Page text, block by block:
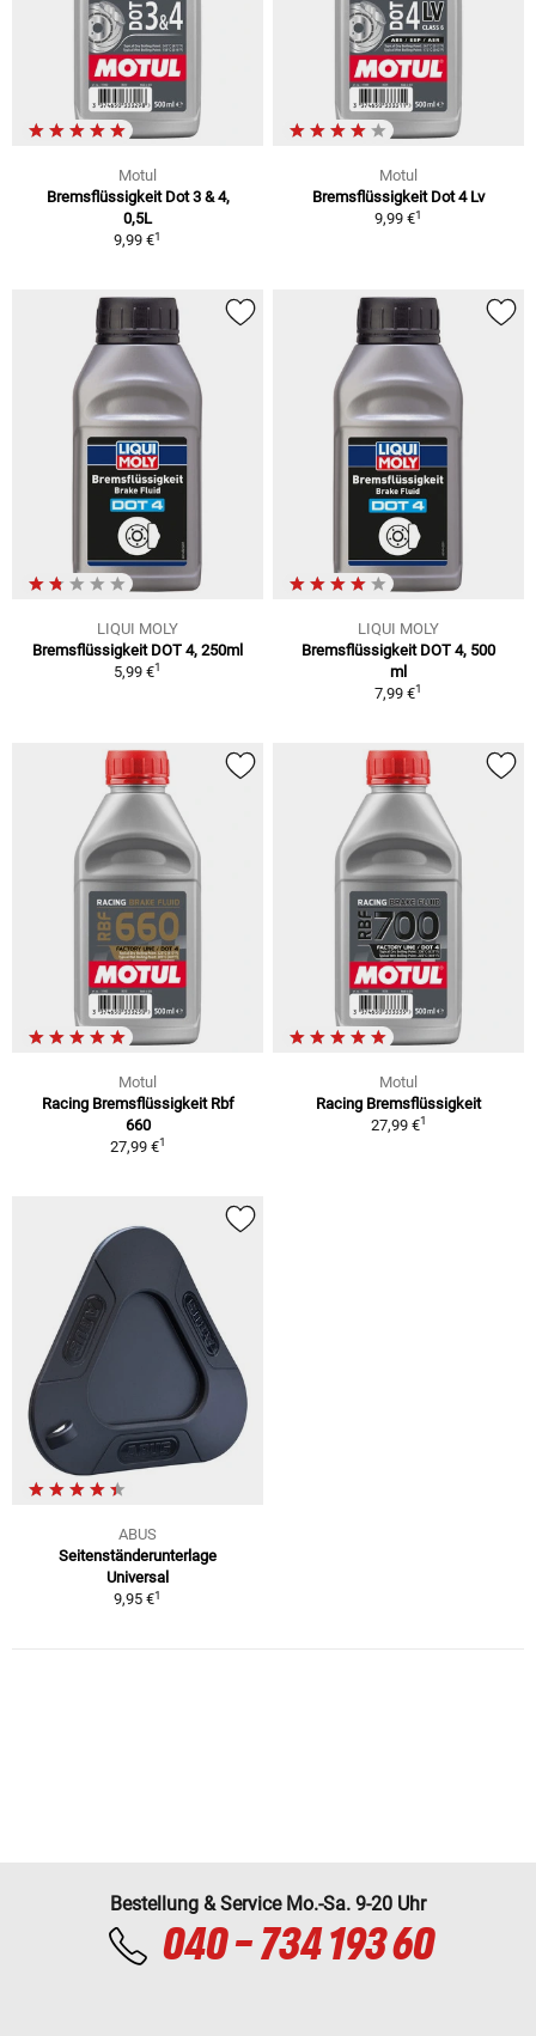
Motul
Bremsflüssigkeit Dot 3 & 4,
0,5L
9,99 €1
Motul
Bremsflüssigkeit Dot 4 Lv
9,99 €1
LIQUI MOLY
Bremsflüssigkeit DOT 4, 250ml
5,99 €1
LIQUI MOLY
Bremsflüssigkeit DOT 4, 500
ml
7,99 €1
Motul
Racing Bremsflüssigkeit Rbf
660
27,99 €1
Motul
Racing Bremsflüssigkeit
27,99 €1
ABUS
Seitenständerunterlage
Universal
9,95 €1
Bestellung & Service Mo.-Sa. 9-20 Uhr
040 - 734 193 60